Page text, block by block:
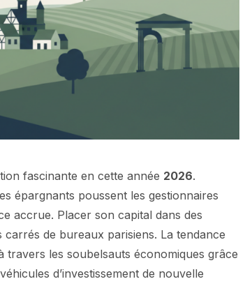
fascinante en cette année 2026.
épargnants poussent les gestionnaires
accrue. Placer son capital dans des
de bureaux parisiens. La tendance
travers les soubelsauts économiques grâce
d’investissement de nouvelle